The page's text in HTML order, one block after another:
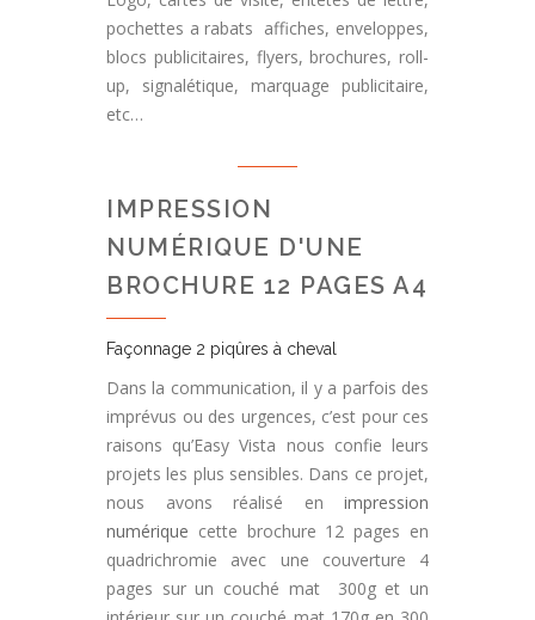
pochettes a rabats affiches, enveloppes,
blocs publicitaires, flyers, brochures, roll-
up, signalétique, marquage publicitaire,
etc…
IMPRESSION
NUMÉRIQUE D'UNE
BROCHURE 12 PAGES A4
Façonnage 2 piqûres à cheval
Dans la communication, il y a parfois des
imprévus ou des urgences, c’est pour ces
raisons qu’Easy Vista nous confie leurs
projets les plus sensibles. Dans ce projet,
nous avons réalisé en impression
numérique cette brochure 12 pages en
quadrichromie avec une couverture 4
pages sur un couché mat 300g et un